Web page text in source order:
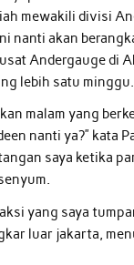
mewakili divisi
nanti akan
Andergauge di
lebih satu minggu.
malam yang
nanti ya?” kata
saya ketika
yang saya
luar jakarta,